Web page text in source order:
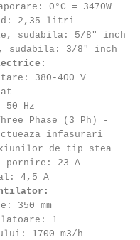
0°C = 3470W
2,35 litri
sudabila: 5/8" inch
sudabila: 3/8" inch
380-400 V
Hz
Phase (3 Ph) -
infasurari
de tip stea
pornire: 23 A
4,5 A
350 mm
1
1700 m3/h